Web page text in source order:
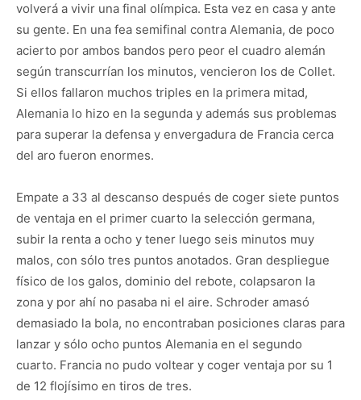
volverá a vivir una final olímpica. Esta vez en casa y ante
su gente. En una fea semifinal contra Alemania, de poco
acierto por ambos bandos pero peor el cuadro alemán
según transcurrían los minutos, vencieron los de Collet.
Si ellos fallaron muchos triples en la primera mitad,
Alemania lo hizo en la segunda y además sus problemas
para superar la defensa y envergadura de Francia cerca
del aro fueron enormes.
Empate a 33 al descanso después de coger siete puntos
de ventaja en el primer cuarto la selección germana,
subir la renta a ocho y tener luego seis minutos muy
malos, con sólo tres puntos anotados. Gran despliegue
físico de los galos, dominio del rebote, colapsaron la
zona y por ahí no pasaba ni el aire. Schroder amasó
demasiado la bola, no encontraban posiciones claras para
lanzar y sólo ocho puntos Alemania en el segundo
cuarto. Francia no pudo voltear y coger ventaja por su 1
de 12 flojísimo en tiros de tres.